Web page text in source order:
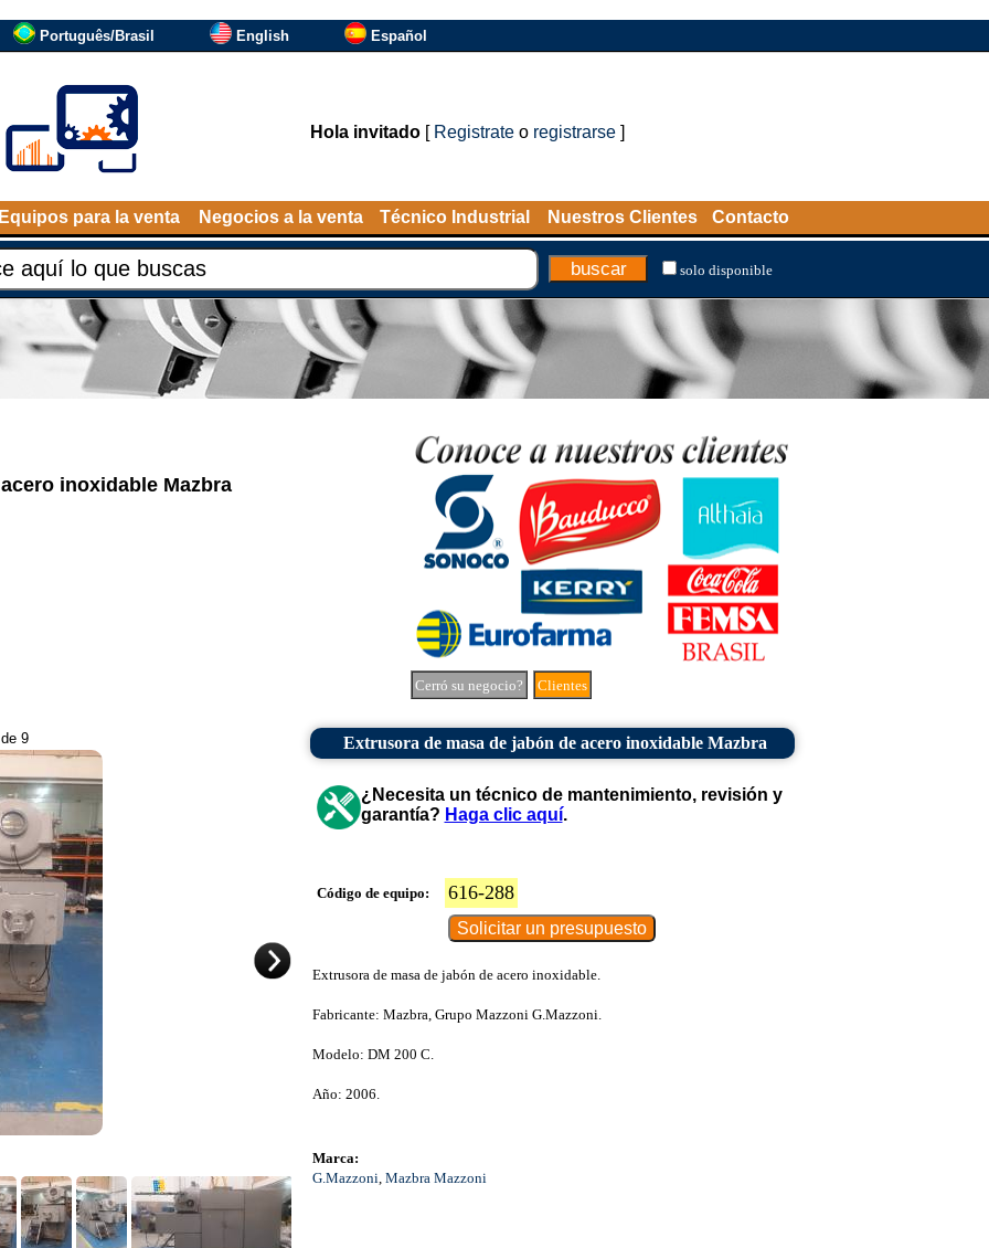
Português/Brasil English Español
Hola invitado[ Registrateo registrarse]
para la venta Negocios a la venta Técnico Industrial Nuestros Clientes Contacto
solo disponible
inoxidable Mazbra
Cerró su negocio? Clientes
9 Extrusora de masa de jabón de acero inoxidable Mazbra
¿Necesita un técnico de mantenimiento, revisión y
garantía? Haga clic aquí.
Código de equipo: 616-288
Extrusora de masa de jabón de acero inoxidable.
Fabricante: Mazbra, Grupo Mazzoni G.Mazzoni.
Modelo: DM 200 C.
Año: 2006.
Marca:
G.Mazzoni, Mazbra Mazzoni